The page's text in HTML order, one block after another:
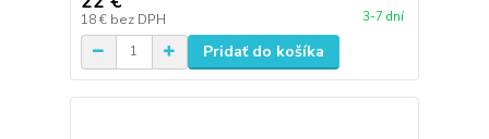
18 € bez DPH 3-7 dní
Pridať do košíka